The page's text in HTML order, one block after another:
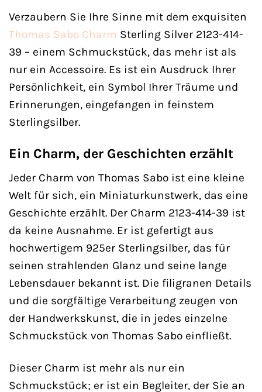
Verzaubern Sie Ihre Sinne mit dem exquisiten
Thomas Sabo Charm Sterling Silver 2123-414-
39 – einem Schmuckstück, das mehr ist als
nur ein Accessoire. Es ist ein Ausdruck Ihrer
Persönlichkeit, ein Symbol Ihrer Träume und
Erinnerungen, eingefangen in feinstem
Sterlingsilber.
Ein Charm, der Geschichten erzählt
Jeder Charm von Thomas Sabo ist eine kleine
Welt für sich, ein Miniaturkunstwerk, das eine
Geschichte erzählt. Der Charm 2123-414-39 ist
da keine Ausnahme. Er ist gefertigt aus
hochwertigem 925er Sterlingsilber, das für
seinen strahlenden Glanz und seine lange
Lebensdauer bekannt ist. Die filigranen Details
und die sorgfältige Verarbeitung zeugen von
der Handwerkskunst, die in jedes einzelne
Schmuckstück von Thomas Sabo einfließt.
Dieser Charm ist mehr als nur ein
Schmuckstück; er ist ein Begleiter, der Sie an